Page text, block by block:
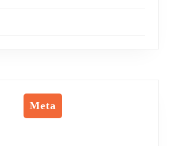
Meta